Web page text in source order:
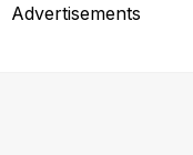
Advertisements